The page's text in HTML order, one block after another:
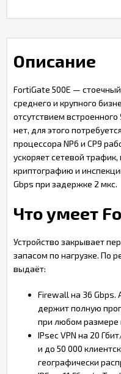
Описание
FortiGate 500E —
среднего и крупного
отсутствием встроенного
нет, для этого
процессора NP6 и CP9
ускоряет сетевой
криптографию и
Gbps при задержке 2 мкс.
Что умеет
Устройство закрывает
запасом по нагрузке. По
выдаёт:
Firewall на 36 Gbps.
держит полную
при любом размере
IPsec VPN на 20
и до 50 000
географически